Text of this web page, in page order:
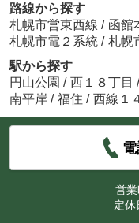
路線から探す
札幌市営東西線 / 函館
札幌市電２系統 / 札幌
駅から探す
円山公園 / 西１８丁目 /
南平岸 / 福住 / 西線１
営業
定休